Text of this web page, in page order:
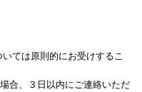
ては原則的にお受けするこ
合、３日以内にご連絡いただ